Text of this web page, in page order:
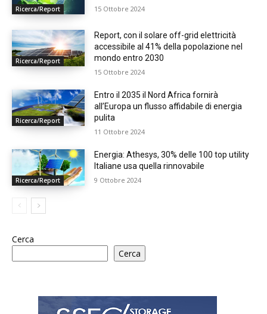
Ricerca/Report 15 Ottobre 2024
Ricerca/Report
Report, con il solare off-grid elettricità
accessibile al 41% della popolazione nel
mondo entro 2030
15 Ottobre 2024
Ricerca/Report
Entro il 2035 il Nord Africa fornirà
all’Europa un flusso affidabile di energia
pulita
11 Ottobre 2024
Ricerca/Report
Energia: Athesys, 30% delle 100 top utility
Italiane usa quella rinnovabile
9 Ottobre 2024
Cerca
Cerca